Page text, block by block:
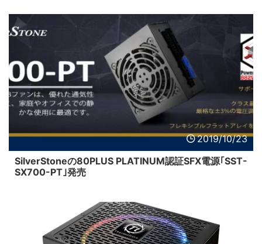
2019/10/23
SilverStoneの80PLUS PLATINUM認証SFX電源｢SST-
SX700-PT｣発売